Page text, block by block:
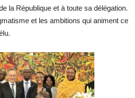
la République et à toute sa délégation.
et les ambitions qui animent ce